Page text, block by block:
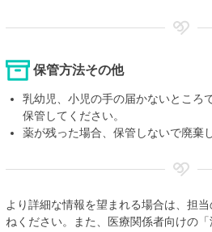
保管方法その他
乳幼児、小児の手の届かないところ
保管してください。
薬が残った場合、保管しないで廃棄
より詳細な情報を望まれる場合は、担
ねください。また、医療関係者向けの